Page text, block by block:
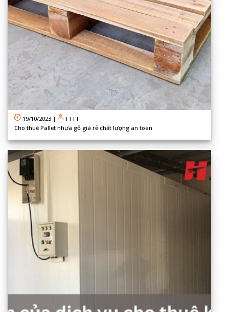
19/10/2023 |
TTTT
Cho thuê Pallet nhựa gỗ giá rẻ chất lượng an toàn